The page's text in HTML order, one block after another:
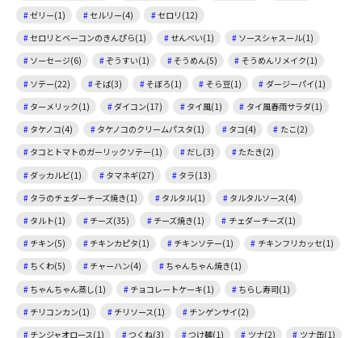
ゼリー(1)
セルリー(4)
セロリ(12)
セロリとベーコンのきんぴら(1)
せんべい(1)
ソースシャスール(1)
ソーセージ(6)
ぞうすい(1) そうめん(5)
そうめんリメイク(1)
ソテー(22)
そば(3) そぼろ(1) そら豆(1)
ダージーパイ(1)
ターメリック(1)
ダイコン(17) タイ風(1)
タイ風春雨サラダ(1)
タケノコ(4)
タケノコのクリームパスタ(1) タコ(4)
たこ(2)
タコとトマトのガーリックソテー(1)
だし(3)
たたき(2)
ダッカルビ(1)
タマネギ(27)
タラ(13)
タラのチェダーチーズ焼き(1)
タルタル(1)
タルタルソース(4)
タルト(1)
チーズ(35) チーズ焼き(1)
チェダーチーズ(1)
チキン(5)
チキンカピタ(1) チキンソテー(1)
チキンフリカッセ(1)
ちくわ(5)
チャーハン(4)
ちゃんちゃん焼き(1)
ちゃんちゃん蒸し(1)
チョコレートケーキ(1)
ちらし寿司(1)
チリコンカン(1)
チリソース(1)
チンゲンサイ(2)
チンジャオロース(1)
つくね(3) つけ麺(1) ツナ(2) ツナ缶(1)